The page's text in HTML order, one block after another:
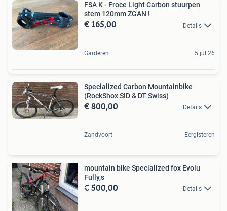
FSA K - Froce Light Carbon stuurpen
stem 120mm ZGAN !
€ 165,00 Details
Garderen 5 jul 26
Specialized Carbon Mountainbike
(RockShox SID & DT Swiss)
€ 800,00 Details
Zandvoort Eergisteren
mountain bike Specialized fox Evolu
Fully,s
€ 500,00 Details